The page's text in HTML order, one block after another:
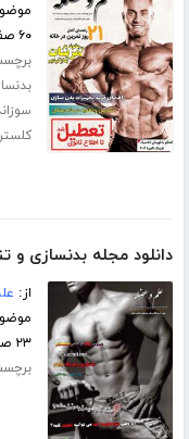
۶۰ صفحه
دانلود مجله بدنسازی و
از:
۲۳ صفحه